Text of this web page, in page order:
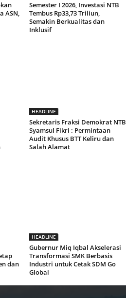
ASN,
Semester I 2026, Investasi NTB
Tembus Rp33,73 Triliun,
Semakin Berkualitas dan
Inklusif
HEADLINE
Sekretaris Fraksi Demokrat NTB
Syamsul Fikri : Permintaan
Audit Khusus BTT Keliru dan
Salah Alamat
dan
HEADLINE
Gubernur Miq Iqbal Akselerasi
Transformasi SMK Berbasis
Industri untuk Cetak SDM Go
Global